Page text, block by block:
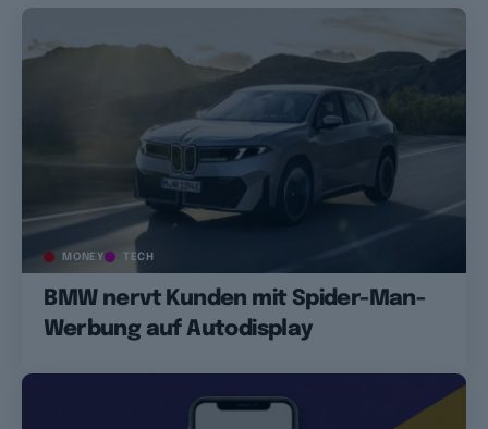
MONEY TECH
BMW nervt Kunden mit Spider-Man-
Werbung auf Autodisplay